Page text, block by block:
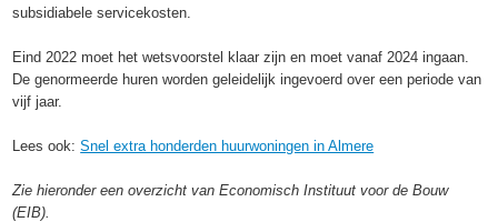
subsidiabele servicekosten.
Eind 2022 moet het wetsvoorstel klaar zijn en moet vanaf 2024 ingaan.
De genormeerde huren worden geleidelijk ingevoerd over een periode van
vijf jaar.
Lees ook:Snel extra honderden huurwoningen in Almere
Zie hieronder een overzicht van Economisch Instituut voor de Bouw
(EIB).